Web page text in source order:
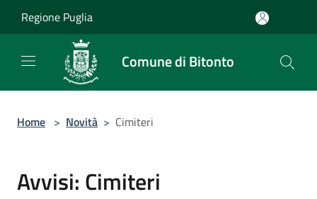
Regione Puglia
Comune di Bitonto
Home > Novità > Cimiteri
Avvisi: Cimiteri